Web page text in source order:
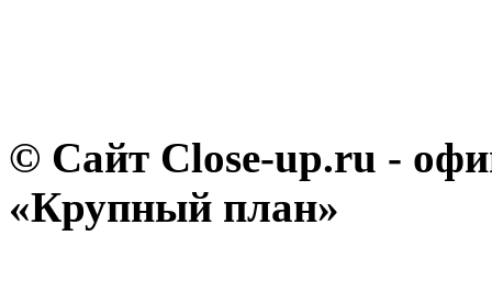
© Сайт Close-up.ru -
«Крупный план»